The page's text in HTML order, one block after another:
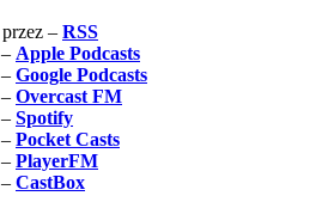
– RSS
Apple Podcasts
Google Podcasts
Overcast FM
Spotify
Pocket Casts
PlayerFM
CastBox